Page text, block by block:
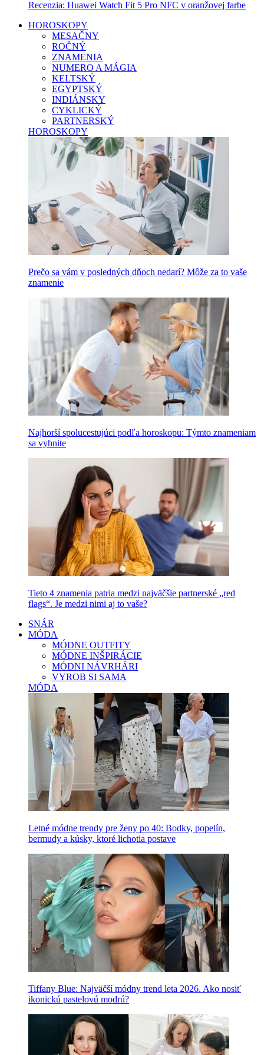
Recenzia: Huawei Watch Fit 5 Pro NFC v oranžovej farbe
HOROSKOPY
MESAČNY
ROČNÝ
ZNAMENIA
NUMERO A MÁGIA
KELTSKÝ
EGYPTSKÝ
INDIÁNSKY
CYKLICKÝ
PARTNERSKÝ
HOROSKOPY
Prečo sa vám v posledných dňoch nedarí? Môže za to vaše
znamenie
Najhorší spolucestujúci podľa horoskopu: Týmto znameniam
sa vyhnite
Tieto 4 znamenia patria medzi najväčšie partnerské „red
flags“. Je medzi nimi aj to vaše?
SNÁR
MÓDA
MÓDNE OUTFITY
MÓDNE INŠPIRÁCIE
MÓDNI NÁVRHÁRI
VYROB SI SAMA
MÓDA
Letné módne trendy pre ženy po 40: Bodky, popelín,
bermudy a kúsky, ktoré lichotia postave
Tiffany Blue: Najväčší módny trend leta 2026. Ako nosiť
ikonickú pastelovú modrú?